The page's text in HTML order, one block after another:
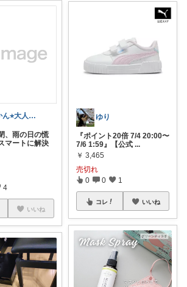
ゆみかん⭐︎大人の暮らし研究室
、雨の日の慌
マートに解決
4
いいね
ゆり
『ポイント20倍 7/4 20:00〜
7/6 1:59』【公式 ...
￥ 3,465
売切れ
0 0 1
コレ いいね